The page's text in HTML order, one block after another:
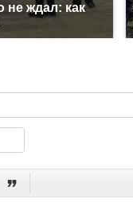
не ждал: как
